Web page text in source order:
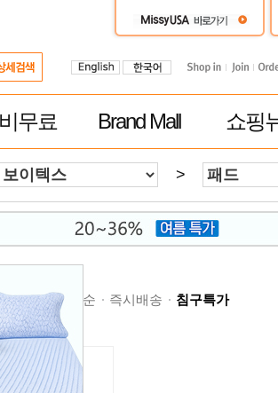
무료 Brand Mall 쇼핑
>
송순 추천순 즉시배송 침구특가